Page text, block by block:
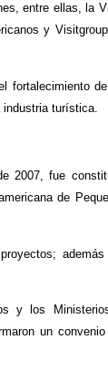
entre ellas, la
y
fortalecimiento
turística.
2007, fue
de
y los
un